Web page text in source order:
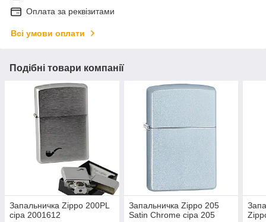
Оплата за реквізитами
Всі умови оплати
Подібні товари компанії
Запальничка Zippo 200PL
сіра 2001612
Запальничка Zippo 205
Satin Chrome сіра 205